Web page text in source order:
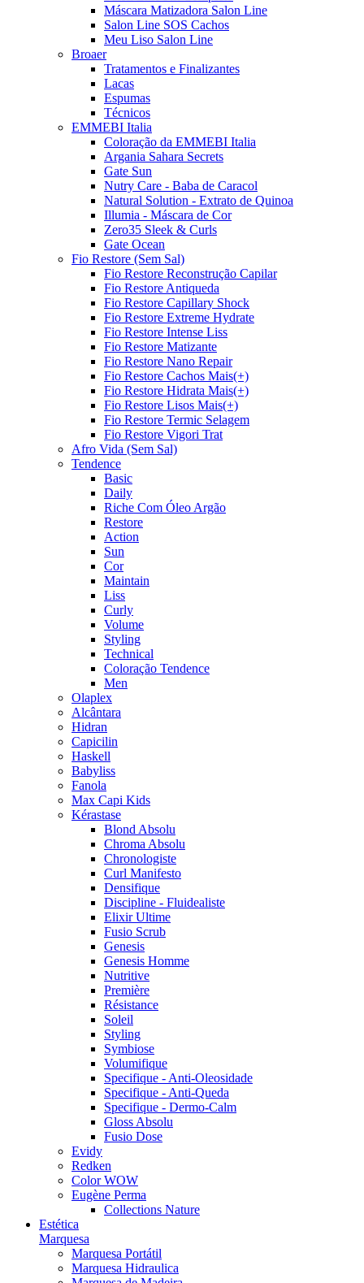
Máscara Matizadora Salon Line
Salon Line SOS Cachos
Meu Liso Salon Line
Broaer
Tratamentos e Finalizantes
Lacas
Espumas
Técnicos
EMMEBI Italia
Coloração da EMMEBI Italia
Argania Sahara Secrets
Gate Sun
Nutry Care - Baba de Caracol
Natural Solution - Extrato de Quinoa
Illumia - Máscara de Cor
Zero35 Sleek & Curls
Gate Ocean
Fio Restore (Sem Sal)
Fio Restore Reconstrução Capilar
Fio Restore Antiqueda
Fio Restore Capillary Shock
Fio Restore Extreme Hydrate
Fio Restore Intense Liss
Fio Restore Matizante
Fio Restore Nano Repair
Fio Restore Cachos Mais(+)
Fio Restore Hidrata Mais(+)
Fio Restore Lisos Mais(+)
Fio Restore Termic Selagem
Fio Restore Vigori Trat
Afro Vida (Sem Sal)
Tendence
Basic
Daily
Riche Com Óleo Argão
Restore
Action
Sun
Cor
Maintain
Liss
Curly
Volume
Styling
Technical
Coloração Tendence
Men
Olaplex
Alcântara
Hidran
Capicilin
Haskell
Babyliss
Fanola
Max Capi Kids
Kérastase
Blond Absolu
Chroma Absolu
Chronologiste
Curl Manifesto
Densifique
Discipline - Fluidealiste
Elixir Ultime
Fusio Scrub
Genesis
Genesis Homme
Nutritive
Première
Résistance
Soleil
Styling
Symbiose
Volumifique
Specifique - Anti-Oleosidade
Specifique - Anti-Queda
Specifique - Dermo-Calm
Gloss Absolu
Fusio Dose
Evidy
Redken
Color WOW
Eugène Perma
Collections Nature
Estética
Marquesa
Marquesa Portátil
Marquesa Hidraulica